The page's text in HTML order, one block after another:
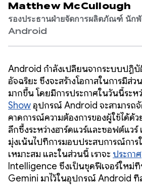
Matthew McCullough
รองประธานฝ่ายจัดการผลิตภัณฑ์ นัก
Android
Android กำลังเปลี่ยนจากระบบปฏิบั
อัจฉริยะ ซึ่งจะสร้างโอกาสในการมี
มากขึ้น โดยมีการประกาศในวันนี้ระห
Showอุปกรณ์ Android จะสามารถ
คาดการณ์ความต้องการของผู้ใช้ได้ด้ว
ลึกซึ้งระหว่างฮาร์ดแวร์และซอฟต์แว
มุ่งเน้นไปที่การมอบประสบการณ์การ
เหมาะสม และในส่วนนี้ เราจะ ประกาศ
Intelligence ซึ่งเป็นชุดฟีเจอร์ใหม่
Gemini มาไว้ในอุปกรณ์ Android ที่